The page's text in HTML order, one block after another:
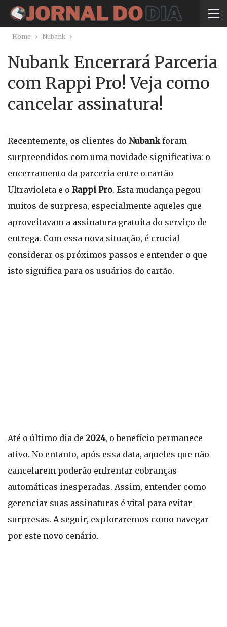
Home Nubank
Nubank Encerrará Parceria
com Rappi Pro! Veja como
cancelar assinatura!
Recentemente, os clientes do Nubankforam
surpreendidos com uma novidade significativa: o
encerramento da parceria entre o cartão
Ultravioleta e o Rappi Pro. Esta mudança pegou
muitos de surpresa, especialmente aqueles que
aproveitavam a assinatura gratuita do serviço de
entrega. Com essa nova situação, é crucial
considerar os próximos passos e entender o que
isto significa para os usuários do cartão.
Até o último dia de 2024, o benefício permanece
ativo. No entanto, após essa data, aqueles que não
cancelarem poderão enfrentar cobranças
automáticas inesperadas. Assim, entender como
gerenciar suas assinaturas é vital para evitar
surpresas. A seguir, exploraremos como navegar
por este novo cenário.